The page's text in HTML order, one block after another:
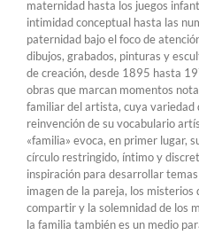
maternidad hasta los juegos
intimidad conceptual hasta las
paternidad bajo el foco de
dibujos, grabados, pinturas y
de creación, desde 1895 hasta
obras que marcan momentos
familiar del artista, cuya
reinvención de su vocabulario
«familia» evoca, en primer lugar,
círculo restringido, íntimo y
inspiración para desarrollar
imagen de la pareja, los misterios
compartir y la solemnidad de los
la familia también es un medio